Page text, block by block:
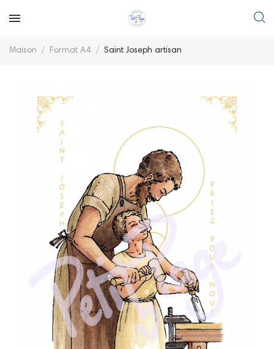
Maison Format A4 Saint Joseph artisan